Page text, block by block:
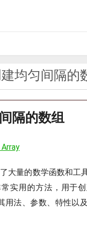
均匀间隔的
隔的数组
大量的数学函数和工
实用的方法，用于
用法、参数、特性以